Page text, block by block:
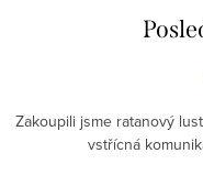
Zakoupili jsme ratanový
vstřícná